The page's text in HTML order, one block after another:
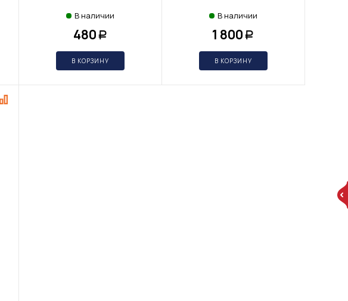
В наличии
480 Р
В КОРЗИНУ
В наличии
1 800 Р
В КОРЗИНУ